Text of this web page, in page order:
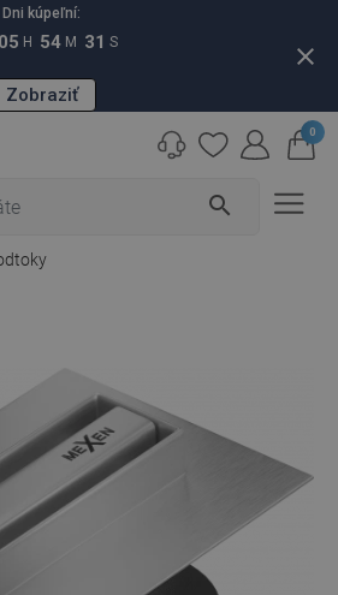
Dni kúpeľní:
05 H 54 M 30 S
Zobraziť
close
search
0